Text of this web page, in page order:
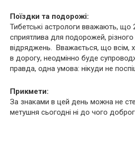
Поїздки та подорожі:
Тибетські астрологи вважають, що
сприятлива для подорожей,
відряджень. Вважається, що всім,
в дорогу, неодмінно буде
правда, одна умова: нікуди не
Прикмети:
За знаками в цей день можна не
метушня сьогодні ні до чого